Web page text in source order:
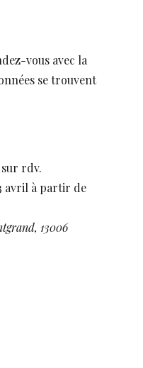
vous avec la
se trouvent
sur rdv.
avril à partir de
13006